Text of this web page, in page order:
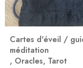
Cartes d'éveil /
méditation
, Oracles, Tarot